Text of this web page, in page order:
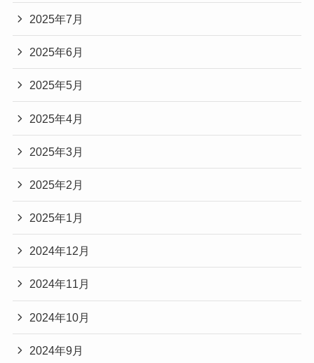
2025年7月
2025年6月
2025年5月
2025年4月
2025年3月
2025年2月
2025年1月
2024年12月
2024年11月
2024年10月
2024年9月